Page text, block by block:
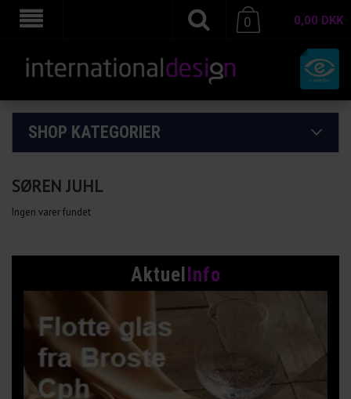
0,00 DKK
0
SHOP KATEGORIER
Aktuel Info
SØREN JUHL
Ingen varer fundet